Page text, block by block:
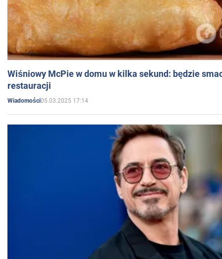
Wiśniowy McPie w domu w kilka sekund: będzie
restauracji
Wiadomości05.03.2025 17:14